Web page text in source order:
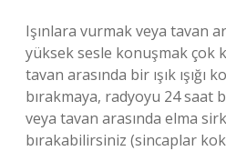
Işınlara vurmak veya tavan
yüksek sesle konuşmak çok
tavan arasında bir ışık ışığı
bırakmaya, radyoyu 24 saat
veya tavan arasında elma
bırakabilirsiniz (sincaplar